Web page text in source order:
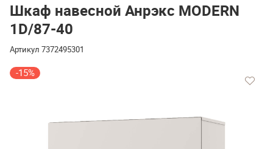
Шкаф навесной Анрэкс MODERN
1D/87-40
Артикул 7372495301
-15%